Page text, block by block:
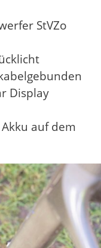
StVZo
Display
auf dem